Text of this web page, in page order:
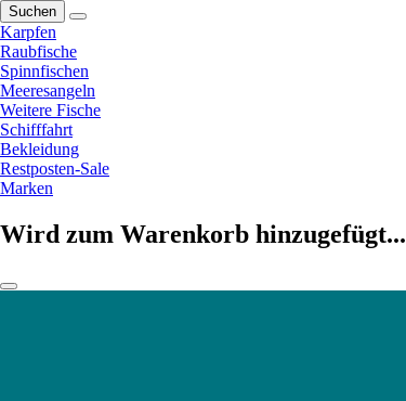
Suchen
Karpfen
Raubfische
Spinnfischen
Meeresangeln
Weitere Fische
Schifffahrt
Bekleidung
Restposten-Sale
Marken
Wird zum Warenkorb hinzugefügt...